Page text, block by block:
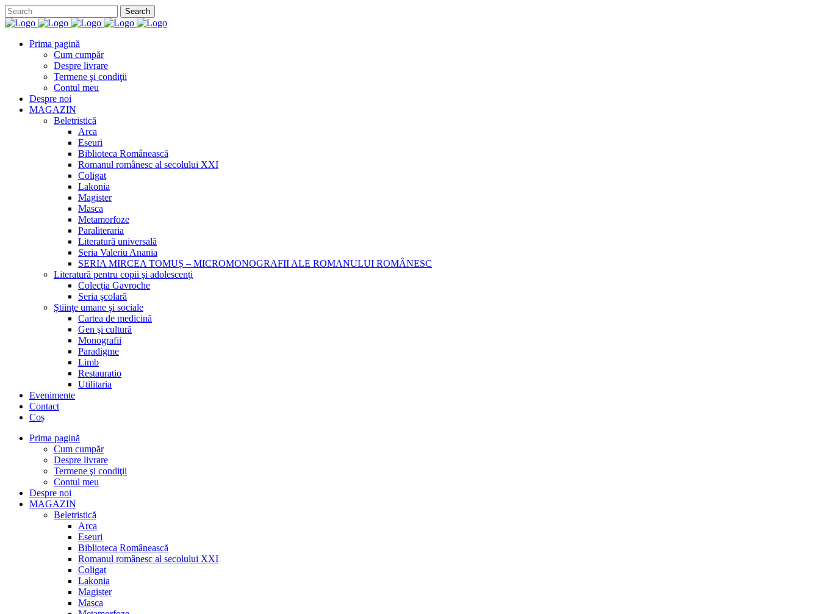
Prima pagină
Cum cumpăr
Despre livrare
Termene şi condiţii
Contul meu
Despre noi
MAGAZIN
Beletristică
Arca
Eseuri
Biblioteca Românească
Romanul românesc al secolului XXI
Coligat
Lakonia
Magister
Masca
Metamorfoze
Paraliteraria
Literatură universală
Seria Valeriu Anania
SERIA MIRCEA TOMUȘ – MICROMONOGRAFII ALE ROMANULUI ROMÂNESC
Literatură pentru copii şi adolescenţi
Colecţia Gavroche
Seria şcolară
Ştiinţe umane şi sociale
Cartea de medicină
Gen şi cultură
Monografii
Paradigme
Limb
Restauratio
Utilitaria
Evenimente
Contact
Coș
Prima pagină
Cum cumpăr
Despre livrare
Termene şi condiţii
Contul meu
Despre noi
MAGAZIN
Beletristică
Arca
Eseuri
Biblioteca Românească
Romanul românesc al secolului XXI
Coligat
Lakonia
Magister
Masca